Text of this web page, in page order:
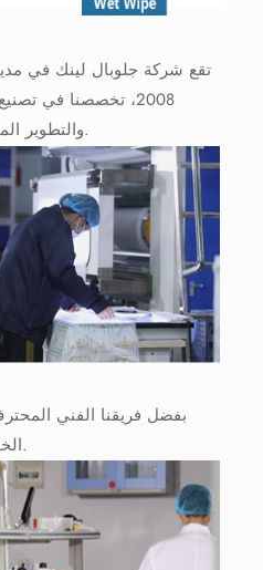
2008، تخصصنا في
والتطوير المبتكر والإنتاج والمبيعات، ملتزمة بتطوير صناعة منتجات النظافة الشخصية التي تُستخدم لمرة واحدة من خلال موادنا.
بفضل فريقنا الفني
الخام بدقة لضمان الجودة منذ البداية، مما يقلل تكاليف التجارب على العملاء في الخارج ويحافظ على استقرار الجودة.